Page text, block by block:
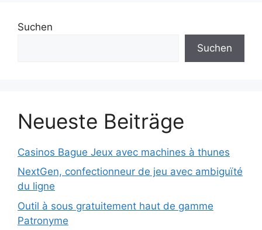
Suchen
Suchen
Neueste Beiträge
Casinos Bague Jeux avec machines à thunes
NextGen, confectionneur de jeu avec ambiguïté
du ligne
Outil à sous gratuitement haut de gamme
Patronyme